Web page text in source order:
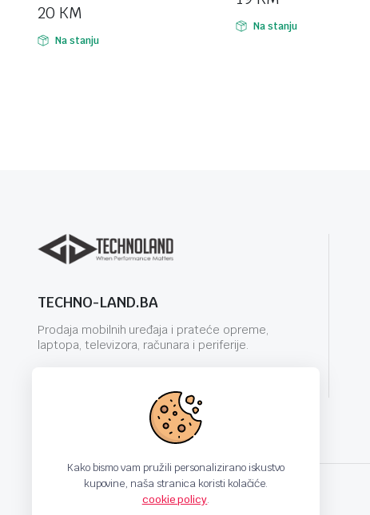
20 KM
Na stanju
Na stanju
TECHNO-LAND.BA
Prodaja mobilnih uređaja i prateće opreme,
laptopa, televizora, računara i periferije.
Kako bismo vam pružili personalizirano iskustvo
kupovine, naša stranica koristi kolačiće.
cookie policy.